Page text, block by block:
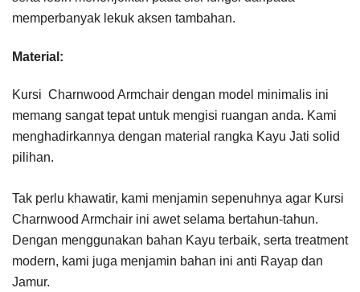
memperbanyak lekuk aksen tambahan.
Material:
Kursi Charnwood Armchair dengan model minimalis ini
memang sangat tepat untuk mengisi ruangan anda. Kami
menghadirkannya dengan material rangka Kayu Jati solid
pilihan.
Tak perlu khawatir, kami menjamin sepenuhnya agar Kursi
Charnwood Armchair ini awet selama bertahun-tahun.
Dengan menggunakan bahan Kayu terbaik, serta treatment
modern, kami juga menjamin bahan ini anti Rayap dan
Jamur.